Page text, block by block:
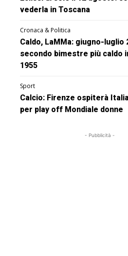
vederla in Toscana
Cronaca & Politica
Caldo, LaMMa: giugno-luglio
secondo bimestre più caldo
1955
Sport
Calcio: Firenze ospiterà
per play off Mondiale donne
- Pubblicità -